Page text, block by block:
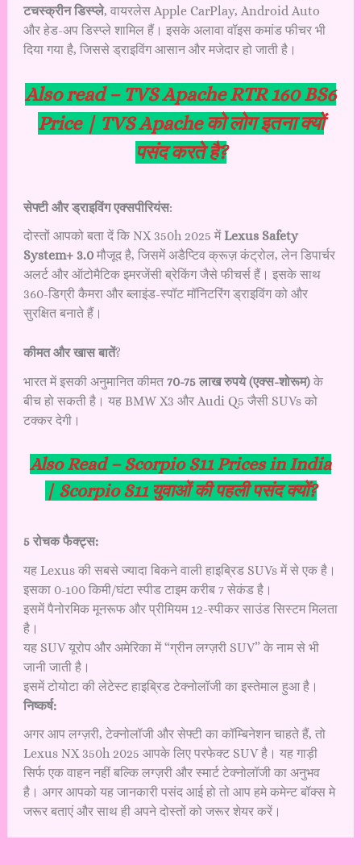
टचस्क्रीन डिस्प्ले, वायरलेस Apple CarPlay, Android Auto
और हेड-अप डिस्प्ले शामिल हैं। इसके अलावा वॉइस कमांड फीचर भी
दिया गया है, जिससे ड्राइविंग आसान और मजेदार हो जाती है।
Also read – TVS Apache RTR 160 BS6
Price | TVS Apache को लोग इतना क्यों
पसंद करते है?
सेफ्टी और ड्राइविंग एक्सपीरियंस:
दोस्तों आपको बता दें कि NX 350h 2025 मेंLexus Safety
System+ 3.0मौजूद है, जिसमें अडैप्टिव क्रूज़ कंट्रोल, लेन डिपार्चर
अलर्ट और ऑटोमैटिक इमरजेंसी ब्रेकिंग जैसे फीचर्स हैं। इसके साथ
360-डिग्री कैमरा और ब्लाइंड-स्पॉट मॉनिटरिंग ड्राइविंग को और
सुरक्षित बनाते हैं।
कीमत और खास बातें?
भारत में इसकी अनुमानित कीमत 70-75 लाख रुपये (एक्स-शोरूम)के
बीच हो सकती है। यह BMW X3 और Audi Q5 जैसी SUVs को
टक्कर देगी।
Also Read –Scorpio S11 Prices in India
| Scorpio S11 युवाओं की पहली पसंद क्यों?
5 रोचक फैक्ट्स:
यह Lexus की सबसे ज्यादा बिकने वाली हाइब्रिड SUVs में से एक है।
इसका 0-100 किमी/घंटा स्पीड टाइम करीब 7 सेकंड है।
इसमें पैनोरमिक मूनरूफ और प्रीमियम 12-स्पीकर साउंड सिस्टम मिलता
है।
यह SUV यूरोप और अमेरिका में “ग्रीन लग्ज़री SUV” के नाम से भी
जानी जाती है।
इसमें टोयोटा की लेटेस्ट हाइब्रिड टेक्नोलॉजी का इस्तेमाल हुआ है।
निष्कर्ष:
अगर आप लग्ज़री, टेक्नोलॉजी और सेफ्टी का कॉम्बिनेशन चाहते हैं, तो
Lexus NX 350h 2025 आपके लिए परफेक्ट SUV है। यह गाड़ी
सिर्फ एक वाहन नहीं बल्कि लग्ज़री और स्मार्ट टेक्नोलॉजी का अनुभव
है। अगर आपको यह जानकारी पसंद आई हो तो आप हमे कमेन्ट बॉक्स मे
जरूर बताएं और साथ ही अपने दोस्तों को जरूर शेयर करें।